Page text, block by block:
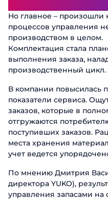
Но главное – произошли
процессов управления
производством в целом.
Комплектация стала
выполнения заказа,
производственный цикл.
В компании повысилась
показатели сервиса.
заказов, которые в
отгружаются
поступивших заказов.
места хранения
учет ведется
По мнению Дмитрия
директора YUKO),
управления запасами